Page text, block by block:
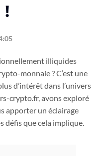
!
illiquides
monnaie ? C’est une
d’intérêt dans l’univers
crypto.fr, avons exploré
apporter un éclairage
défis que cela implique.